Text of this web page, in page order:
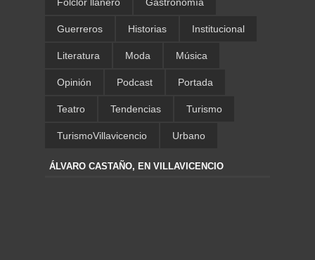
Guerreros Historias Institucional
Literatura Moda Música
Opinión Podcast Portada
Teatro Tendencias Turismo
TurismoVillavicencio Urbano
ÁLVARO CASTAÑO, EN VILLAVICENCIO